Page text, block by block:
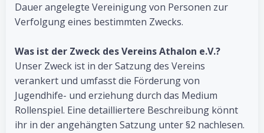
Dauer angelegte Vereinigung von Personen zur
Verfolgung eines bestimmten Zwecks.
Was ist der Zweck des Vereins Athalon e.V.?
Unser Zweck ist in der Satzung des Vereins
verankert und umfasst die Förderung von
Jugendhife- und erziehung durch das Medium
Rollenspiel. Eine detailliertere Beschreibung könnt
ihr in der angehängten Satzung unter §2 nachlesen.